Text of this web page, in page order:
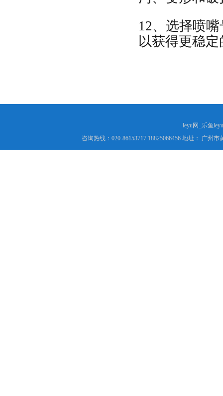
12、选择喷
以获得更稳
leyu网_乐鱼
咨询热线：020-86153717 18825066456 地址： 广州